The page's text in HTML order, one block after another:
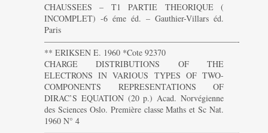
CHAUSSEES – T1 PARTIE THEORIQUE (
INCOMPLET) -6 éme éd. – Gauthier-Villars éd.
Paris
———————————————————————-
** ERIKSEN E. 1960 *Cote 92370
CHARGE DISTRIBUTIONS OF THE
ELECTRONS IN VARIOUS TYPES OF TWO-
COMPONENTS REPRESENTATIONS OF
DIRAC’S EQUATION (20 p.) Acad. Norvégienne
des Sciences Oslo. Première classe Maths et Sc Nat.
1960 N° 4